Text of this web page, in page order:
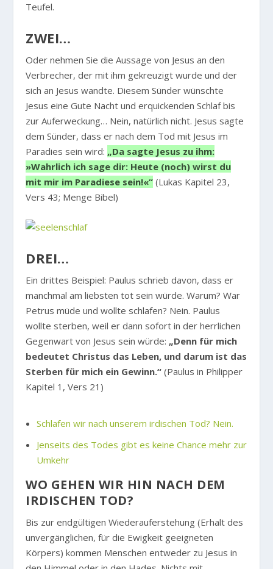
Teufel.
ZWEI…
Oder nehmen Sie die Aussage von Jesus an den
Verbrecher, der mit ihm gekreuzigt wurde und der
sich an Jesus wandte. Diesem Sünder wünschte
Jesus eine Gute Nacht und erquickenden Schlaf bis
zur Auferweckung… Nein, natürlich nicht. Jesus sagte
dem Sünder, dass er nach dem Tod mit Jesus im
Paradies sein wird: „Da sagte Jesus zu ihm:
»Wahrlich ich sage dir: Heute (noch) wirst du
mit mir im Paradiese sein!«“ (Lukas Kapitel 23,
Vers 43; Menge Bibel)
DREI…
Ein drittes Beispiel: Paulus schrieb davon, dass er
manchmal am liebsten tot sein würde. Warum? War
Petrus müde und wollte schlafen? Nein. Paulus
wollte sterben, weil er dann sofort in der herrlichen
Gegenwart von Jesus sein würde: „Denn für mich
bedeutet Christus das Leben, und darum ist das
Sterben für mich ein Gewinn.“ (Paulus in Philipper
Kapitel 1, Vers 21)
Schlafen wir nach unserem irdischen Tod? Nein.
Jenseits des Todes gibt es keine Chance mehr zur
Umkehr
WO GEHEN WIR HIN NACH DEM
IRDISCHEN TOD?
Bis zur endgültigen Wiederauferstehung (Erhalt des
unvergänglichen, für die Ewigkeit geeigneten
Körpers) kommen Menschen entweder zu Jesus in